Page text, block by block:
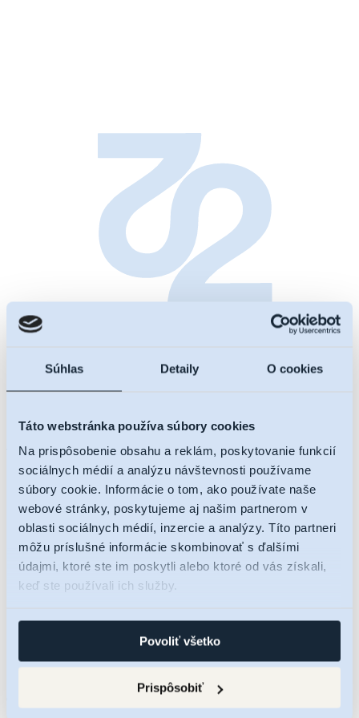
Súhlas Detaily O cookies
Táto webstránka používa súbory cookies
Na prispôsobenie obsahu a reklám, poskytovanie funkcií
sociálnych médií a analýzu návštevnosti používame
súbory cookie. Informácie o tom, ako používate naše
webové stránky, poskytujeme aj našim partnerom v
oblasti sociálnych médií, inzercie a analýzy. Títo partneri
môžu príslušné informácie skombinovať s ďalšími
údajmi, ktoré ste im poskytli alebo ktoré od vás získali,
keď ste používali ich služby.
Povoliť všetko
Prispôsobiť
O projekte
Lokalita
Ponuka bytov
Cenník
Financovanie